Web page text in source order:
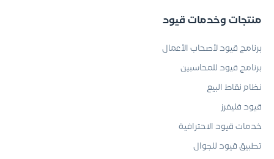
منتجات وخدمات قيود
برنامج قيود لأصحاب الأعمال
برنامج قيود للمحاسبين
نظام نقاط البيع
قيود فليفرز
خدمات قيود الاحترافية
تطبيق قيود للجوال